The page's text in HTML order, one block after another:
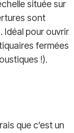
située sur
sont
Idéal pour ouvrir
fermées
!).
que c’est un